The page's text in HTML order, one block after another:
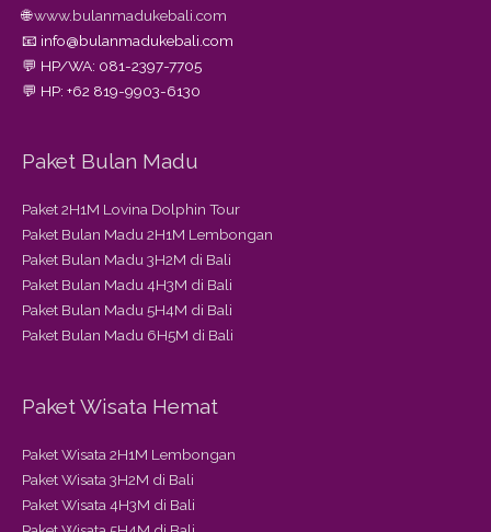
🌐www.bulanmadukebali.com
📧 info@bulanmadukebali.com
💬 HP/WA: 081-2397-7705
💬 HP: +62 819-9903-6130
Paket Bulan Madu
Paket 2H1M Lovina Dolphin Tour
Paket Bulan Madu 2H1M Lembongan
Paket Bulan Madu 3H2M di Bali
Paket Bulan Madu 4H3M di Bali
Paket Bulan Madu 5H4M di Bali
Paket Bulan Madu 6H5M di Bali
Paket Wisata Hemat
Paket Wisata 2H1M Lembongan
Paket Wisata 3H2M di Bali
Paket Wisata 4H3M di Bali